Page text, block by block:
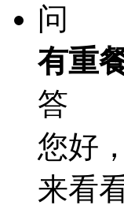
问
有重
答
您好
来看